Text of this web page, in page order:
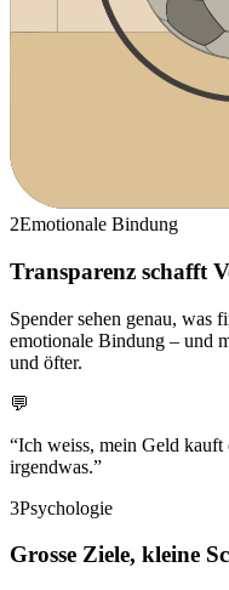
2Emotionale Bindung
Transparenz schafft
Spender sehen genau, was
emotionale Bindung – und
und öfter.
💬
“Ich weiss, mein Geld
irgendwas.”
3Psychologie
Grosse Ziele, kleine